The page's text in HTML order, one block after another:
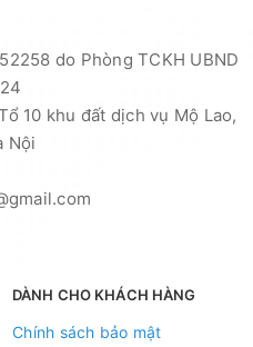
do Phòng TCKH UBND
10 khu đất dịch vụ Mộ Lao,
Nội
DÀNH CHO KHÁCH HÀNG
Chính sách bảo mật